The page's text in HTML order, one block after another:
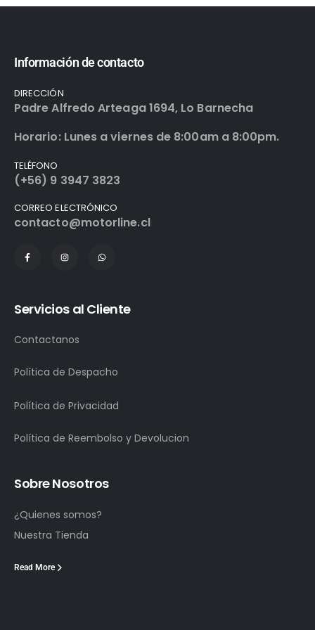
Información de contacto
DIRECCIÓN
Padre Alfredo Arteaga 1694, Lo Barnecha
Horario: Lunes a viernes de 8:00am a 8:00pm.
TELÉFONO
(+56) 9 3947 3823
CORREO ELECTRÓNICO
contacto@motorline.cl
Servicios al Cliente
Contactanos
Política de Despacho
Política de Privacidad
Política de Reembolso y Devolucion
Sobre Nosotros
¿Quienes somos?
Nuestra Tienda
Read More